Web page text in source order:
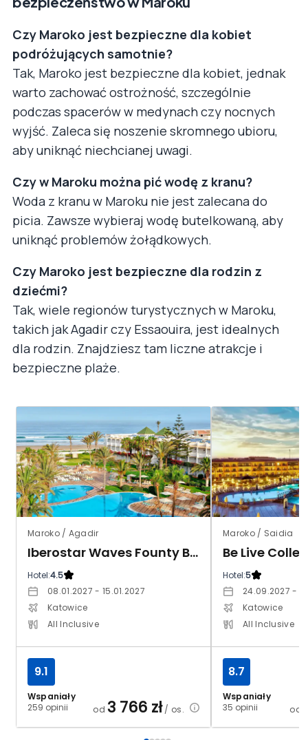
Czy Maroko jest bezpieczne dla kobiet
podróżujących samotnie?
Tak, Maroko jest bezpieczne dla kobiet, jednak
warto zachować ostrożność, szczególnie
podczas spacerów w medynach czy nocnych
wyjść. Zaleca się noszenie skromnego ubioru,
aby uniknąć niechcianej uwagi.
Czy w Maroku można pić wodę z kranu?
Woda z kranu w Maroku nie jest zalecana do
picia. Zawsze wybieraj wodę butelkowaną, aby
uniknąć problemów żołądkowych.
Czy Maroko jest bezpieczne dla rodzin z
dziećmi?
Tak, wiele regionów turystycznych w Maroku,
takich jak Agadir czy Essaouira, jest idealnych
dla rodzin. Znajdziesz tam liczne atrakcje i
bezpieczne plaże.
Maroko / Agadir
Iberostar Waves Founty Beach
Hotel:4.5
08.01.2027 - 15.01.2027
Katowice
All Inclusive
Wspaniały
259 opinii
9.1
od 3 766 zł/ os.
Maroko / Saidia
Be Live
Hotel:5
24.09.2027 -
Katowice
All Inclusive
Wspaniały
35 opinii
8.7
od